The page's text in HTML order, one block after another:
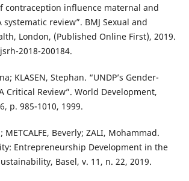
contraception influence maternal and
review”. BMJ Sexual and
London, (Published Online First), 2019.
2018-200184.
KLASEN, Stephan. “UNDP’s Gender-
Critical Review”. World Development,
p. 985-1010, 1999.
METCALFE, Beverly; ZALI, Mohammad.
Entrepreneurship Development in the
Basel, v. 11, n. 22, 2019.